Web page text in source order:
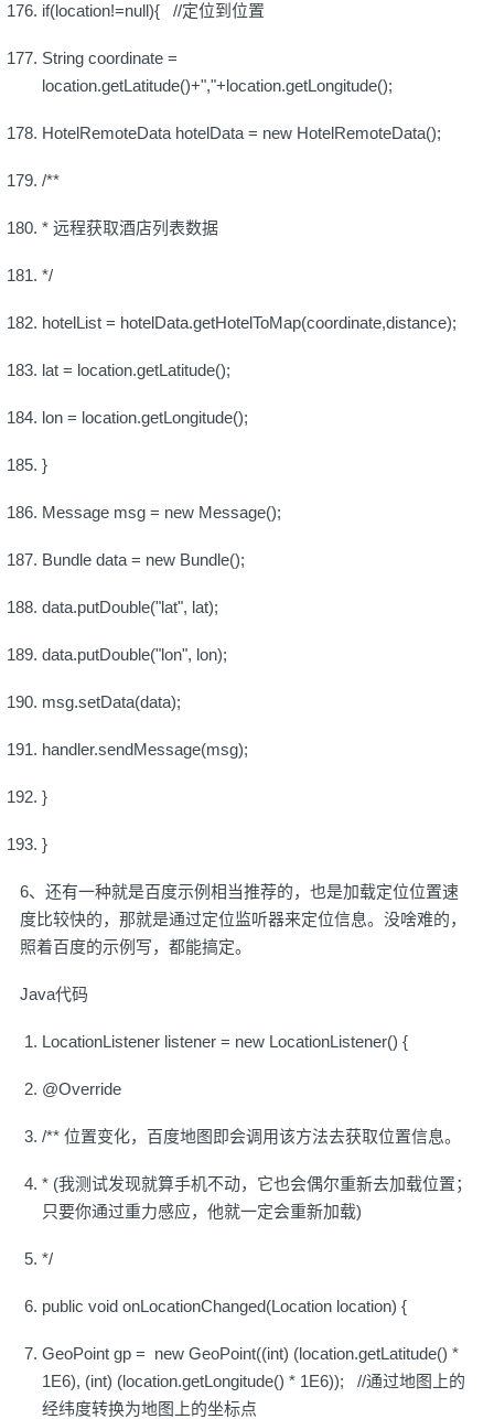
if(location!=null){ //定位到位置
String coordinate =
location.getLatitude()+","+location.getLongitude();
HotelRemoteData hotelData = new HotelRemoteData();
/**
* 远程获取酒店列表数据
*/
hotelList = hotelData.getHotelToMap(coordinate,distance);
lat = location.getLatitude();
lon = location.getLongitude();
}
Message msg = new Message();
Bundle data = new Bundle();
data.putDouble("lat", lat);
data.putDouble("lon", lon);
msg.setData(data);
handler.sendMessage(msg);
}
}
6、还有一种就是百度示例相当推荐的，也是加载定位位置速
度比较快的，那就是通过定位监听器来定位信息。没啥难的，
照着百度的示例写，都能搞定。
Java代码
LocationListener listener = new LocationListener() {
@Override
/** 位置变化，百度地图即会调用该方法去获取位置信息。
* (我测试发现就算手机不动，它也会偶尔重新去加载位置；
只要你通过重力感应，他就一定会重新加载)
*/
public void onLocationChanged(Location location) {
GeoPoint gp = new GeoPoint((int) (location.getLatitude() *
1E6), (int) (location.getLongitude() * 1E6)); //通过地图上的
经纬度转换为地图上的坐标点